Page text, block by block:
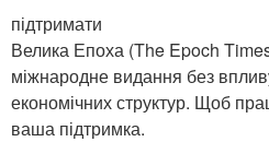
підтримати
Велика Епоха (The Epoch
міжнародне видання без
економічних структур. Щоб
ваша підтримка.